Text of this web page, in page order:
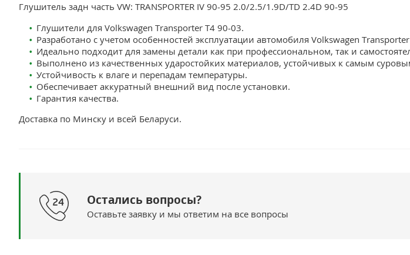
Глушитель задн часть VW: TRANSPORTER IV 90-95 2.0/2.5/1.9D/TD 2.4D 90-95
Глушители для Volkswagen Transporter T4 90-03.
Разработано с учетом особенностей эксплуатации автомобиля Volkswagen
Идеально подходит для замены детали как при профессиональном, так и
Выполнено из качественных ударостойких материалов, устойчивых к самым
Устойчивость к влаге и перепадам температуры.
Обеспечивает аккуратный внешний вид после установки.
Гарантия качества.
Доставка по Минску и всей Беларуси.
Остались вопросы?
Оставьте заявку и мы ответим на все вопросы